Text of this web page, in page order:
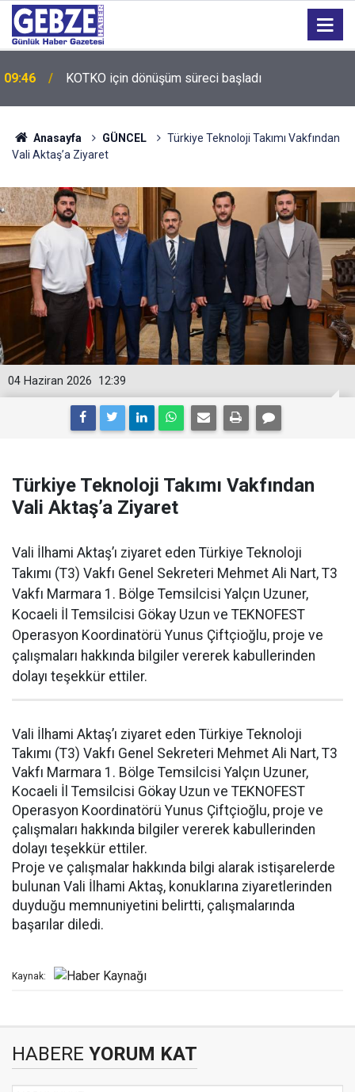
09:41 FETÖ Firarisi İhraç Albay Gölcük'te Yakalandı! ​
Anasayfa GÜNCEL
Türkiye Teknoloji Takımı Vakfından
Vali Aktaş’a Ziyaret
12:39
04 Haziran 2026
Türkiye Teknoloji Takımı Vakfından
Vali Aktaş’a Ziyaret
Vali İlhami Aktaş’ı ziyaret eden Türkiye Teknoloji
Takımı (T3) Vakfı Genel Sekreteri Mehmet Ali Nart, T3
Vakfı Marmara 1. Bölge Temsilcisi Yalçın Uzuner,
Kocaeli İl Temsilcisi Gökay Uzun ve TEKNOFEST
Operasyon Koordinatörü Yunus Çiftçioğlu, proje ve
çalışmaları hakkında bilgiler vererek kabullerinden
dolayı teşekkür ettiler.
Vali İlhami Aktaş’ı ziyaret eden Türkiye Teknoloji
Takımı (T3) Vakfı Genel Sekreteri Mehmet Ali Nart, T3
Vakfı Marmara 1. Bölge Temsilcisi Yalçın Uzuner,
Kocaeli İl Temsilcisi Gökay Uzun ve TEKNOFEST
Operasyon Koordinatörü Yunus Çiftçioğlu, proje ve
çalışmaları hakkında bilgiler vererek kabullerinden
dolayı teşekkür ettiler.
Proje ve çalışmalar hakkında bilgi alarak istişarelerde
bulunan Vali İlhami Aktaş, konuklarına ziyaretlerinden
duyduğu memnuniyetini belirtti, çalışmalarında
başarılar diledi.
Kaynak:
HABERE YORUM KAT